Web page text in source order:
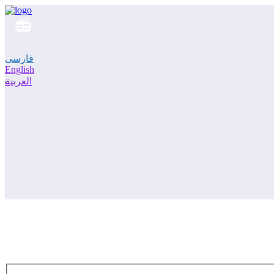
فارسی
English
العربية